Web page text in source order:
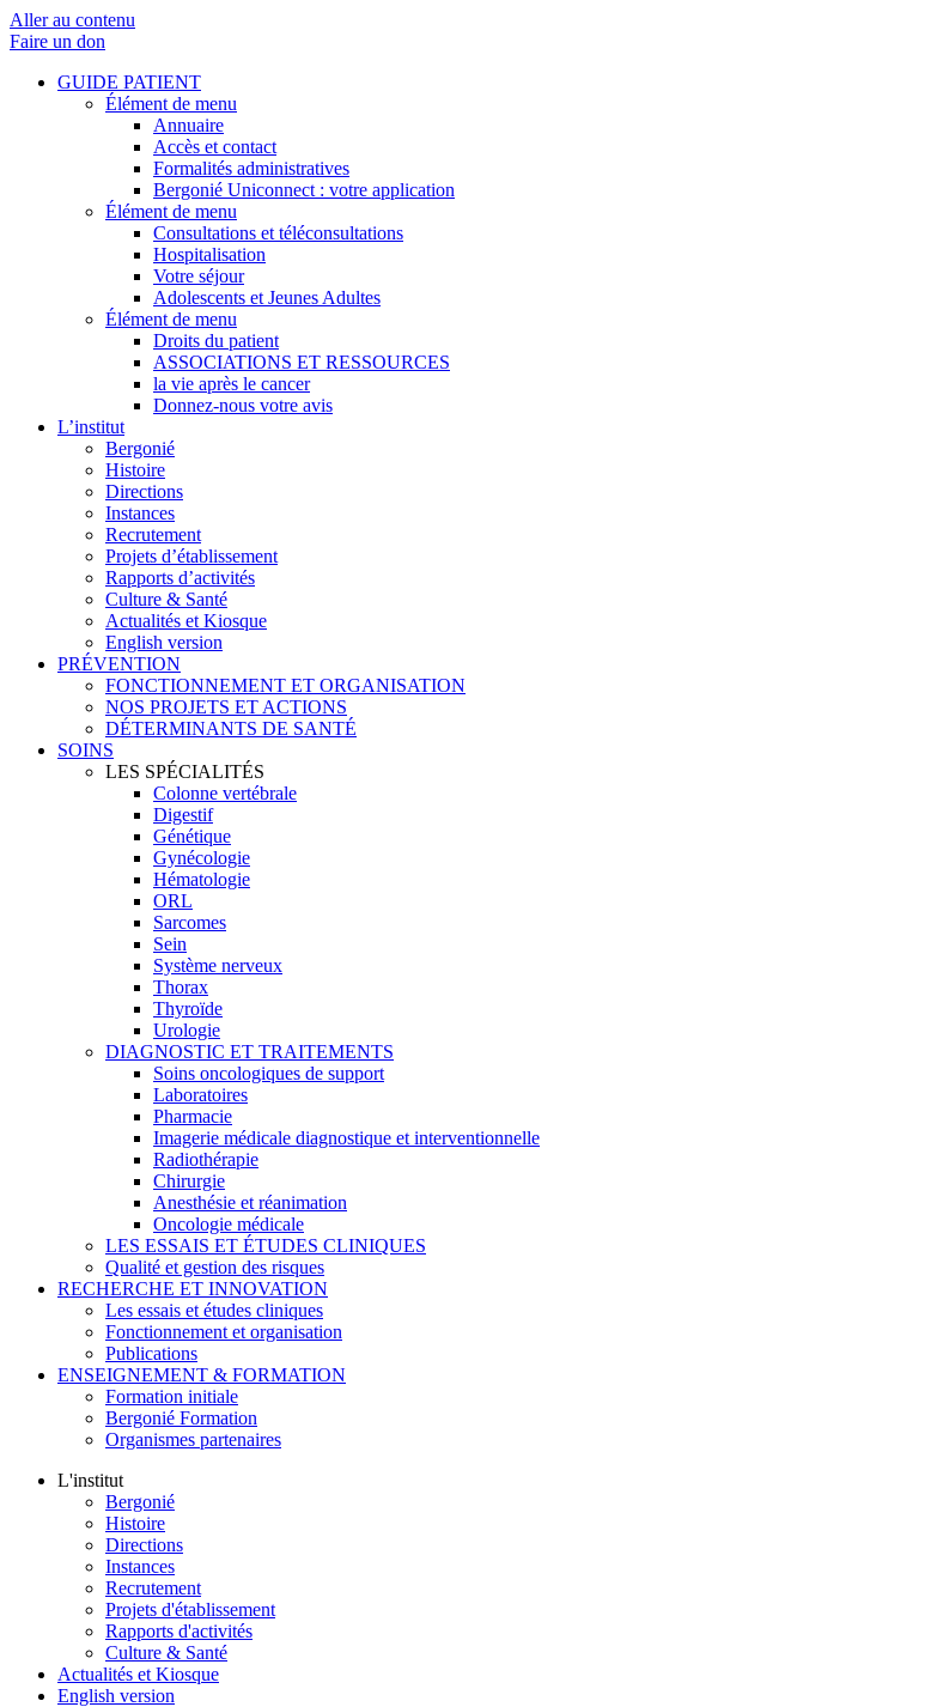
Aller au contenu
Faire un don
GUIDE PATIENT
Élément de menu
Annuaire
Accès et contact
Formalités administratives
Bergonié Uniconnect : votre application
Élément de menu
Consultations et téléconsultations
Hospitalisation
Votre séjour
Adolescents et Jeunes Adultes
Élément de menu
Droits du patient
ASSOCIATIONS ET RESSOURCES
la vie après le cancer
Donnez-nous votre avis
L’institut
Bergonié
Histoire
Directions
Instances
Recrutement
Projets d’établissement
Rapports d’activités
Culture & Santé
Actualités et Kiosque
English version
PRÉVENTION
FONCTIONNEMENT ET ORGANISATION
NOS PROJETS ET ACTIONS
DÉTERMINANTS DE SANTÉ
SOINS
LES SPÉCIALITÉS
Colonne vertébrale
Digestif
Génétique
Gynécologie
Hématologie
ORL
Sarcomes
Sein
Système nerveux
Thorax
Thyroïde
Urologie
DIAGNOSTIC ET TRAITEMENTS
Soins oncologiques de support
Laboratoires
Pharmacie
Imagerie médicale diagnostique et interventionnelle
Radiothérapie
Chirurgie
Anesthésie et réanimation
Oncologie médicale
LES ESSAIS ET ÉTUDES CLINIQUES
Qualité et gestion des risques
RECHERCHE ET INNOVATION
Les essais et études cliniques
Fonctionnement et organisation
Publications
ENSEIGNEMENT & FORMATION
Formation initiale
Bergonié Formation
Organismes partenaires
L'institut
Bergonié
Histoire
Directions
Instances
Recrutement
Projets d'établissement
Rapports d'activités
Culture & Santé
Actualités et Kiosque
English version